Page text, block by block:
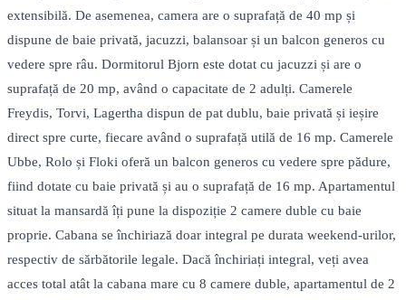
extensibilă. De asemenea, camera are o suprafață de 40 mp și
dispune de baie privată, jacuzzi, balansoar și un balcon generos cu
vedere spre râu. Dormitorul Bjorn este dotat cu jacuzzi și are o
suprafață de 20 mp, având o capacitate de 2 adulți. Camerele
Freydis, Torvi, Lagertha dispun de pat dublu, baie privată și ieșire
direct spre curte, fiecare având o suprafață utilă de 16 mp. Camerele
Ubbe, Rolo și Floki oferă un balcon generos cu vedere spre pădure,
fiind dotate cu baie privată și au o suprafață de 16 mp. Apartamentul
situat la mansardă îți pune la dispoziție 2 camere duble cu baie
proprie. Cabana se închiriază doar integral pe durata weekend-urilor,
respectiv de sărbătorile legale. Dacă închiriați integral, veți avea
acces total atât la cabana mare cu 8 camere duble, apartamentul de 2